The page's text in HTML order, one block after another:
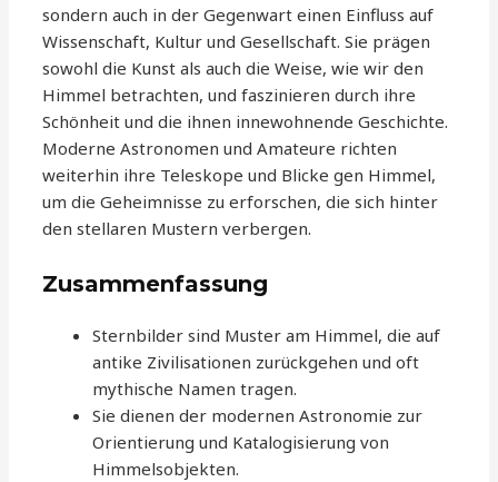
sondern auch in der Gegenwart einen Einfluss auf
Wissenschaft, Kultur und Gesellschaft. Sie prägen
sowohl die Kunst als auch die Weise, wie wir den
Himmel betrachten, und faszinieren durch ihre
Schönheit und die ihnen innewohnende Geschichte.
Moderne Astronomen und Amateure richten
weiterhin ihre Teleskope und Blicke gen Himmel,
um die Geheimnisse zu erforschen, die sich hinter
den stellaren Mustern verbergen.
Zusammenfassung
Sternbilder sind Muster am Himmel, die auf
antike Zivilisationen zurückgehen und oft
mythische Namen tragen.
Sie dienen der modernen Astronomie zur
Orientierung und Katalogisierung von
Himmelsobjekten.